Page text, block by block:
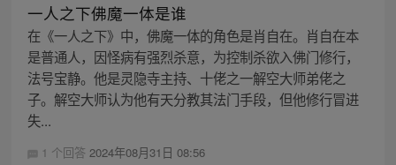
一人之下佛魔一体是谁
在《一人之下》中，佛魔一体的角色是肖自在。肖自在本
是普通人，因怪病有强烈杀意，为控制杀欲入佛门修行，
法号宝静。他是灵隐寺主持、十佬之一解空大师弟佬之
子。解空大师认为他有天分教其法门手段，但他修行冒进
失...
1 个回答 2024年08月31日 08:56